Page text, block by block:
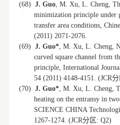
(68) J. Guo, M. Xu, L. Cheng,
minimization principle under
transfer area conditions,
(2011) 2071-2076.
(69) J. Guo*, M. Xu, L. Cheng,
curved square channel from
principle, International
54 (2011) 4148-4151. (JCR
(70) J. Guo*, M. Xu, L. Cheng,
heating on the entransy in
SCIENCE CHINA
1267-1274. (JCR分区: Q2)